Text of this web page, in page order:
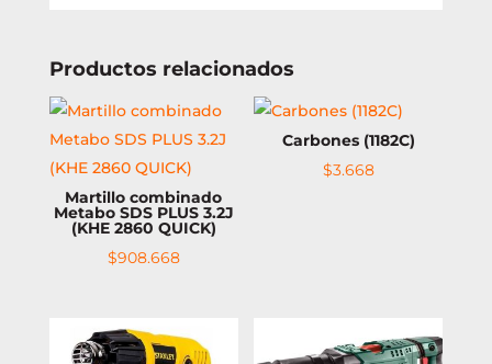
Productos relacionados
Martillo combinado
Metabo SDS PLUS 3.2J
(KHE 2860 QUICK)
$908.668
Carbones (1182C)
$3.668